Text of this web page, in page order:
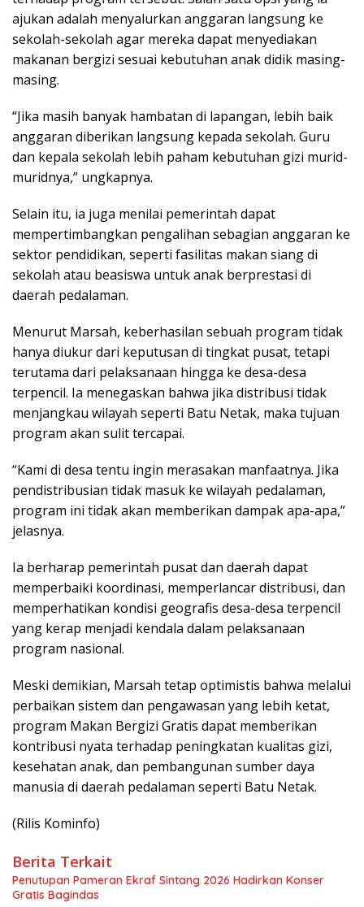
ajukan adalah menyalurkan anggaran langsung ke
sekolah-sekolah agar mereka dapat menyediakan
makanan bergizi sesuai kebutuhan anak didik masing-
masing.
“Jika masih banyak hambatan di lapangan, lebih baik
anggaran diberikan langsung kepada sekolah. Guru
dan kepala sekolah lebih paham kebutuhan gizi murid-
muridnya,” ungkapnya.
Selain itu, ia juga menilai pemerintah dapat
mempertimbangkan pengalihan sebagian anggaran ke
sektor pendidikan, seperti fasilitas makan siang di
sekolah atau beasiswa untuk anak berprestasi di
daerah pedalaman.
Menurut Marsah, keberhasilan sebuah program tidak
hanya diukur dari keputusan di tingkat pusat, tetapi
terutama dari pelaksanaan hingga ke desa-desa
terpencil. Ia menegaskan bahwa jika distribusi tidak
menjangkau wilayah seperti Batu Netak, maka tujuan
program akan sulit tercapai.
“Kami di desa tentu ingin merasakan manfaatnya. Jika
pendistribusian tidak masuk ke wilayah pedalaman,
program ini tidak akan memberikan dampak apa-apa,”
jelasnya.
Ia berharap pemerintah pusat dan daerah dapat
memperbaiki koordinasi, memperlancar distribusi, dan
memperhatikan kondisi geografis desa-desa terpencil
yang kerap menjadi kendala dalam pelaksanaan
program nasional.
Meski demikian, Marsah tetap optimistis bahwa melalui
perbaikan sistem dan pengawasan yang lebih ketat,
program Makan Bergizi Gratis dapat memberikan
kontribusi nyata terhadap peningkatan kualitas gizi,
kesehatan anak, dan pembangunan sumber daya
manusia di daerah pedalaman seperti Batu Netak.
(Rilis Kominfo)
Berita Terkait
Penutupan Pameran Ekraf Sintang 2026 Hadirkan Konser
Gratis Bagindas